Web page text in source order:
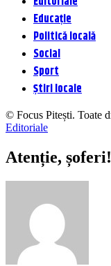
Educație
Politică locală
Social
Sport
Știri locale
© Focus Pitești. Toate
Editoriale
Atenție,